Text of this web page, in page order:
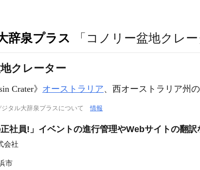
辞泉プラス 「コノリー盆地クレ
クレーター
Crater》 オーストラリア、西オーストラリア州の
ジタル大辞泉プラスについて情報
社員!」イベントの進行管理やWebサイトの翻
会社
市